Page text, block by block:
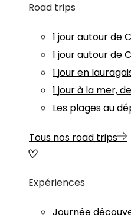
Road trips
1 jour autour de
1 jour autour de
1 jour en
1 jour à la mer,
Les plages au
Tous nos road trips
Expériences
Journée